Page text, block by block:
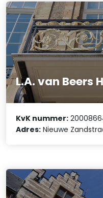
L.A. van Beers
KvK nummer:
Adres: Nieuwe